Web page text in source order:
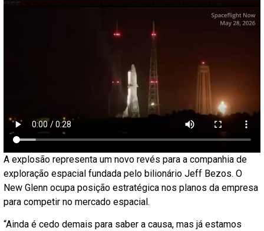
A explosão representa um novo revés para a companhia de
exploração espacial fundada pelo bilionário Jeff Bezos. O
New Glenn ocupa posição estratégica nos planos da empresa
para competir no mercado espacial.
“Ainda é cedo demais para saber a causa, mas já estamos